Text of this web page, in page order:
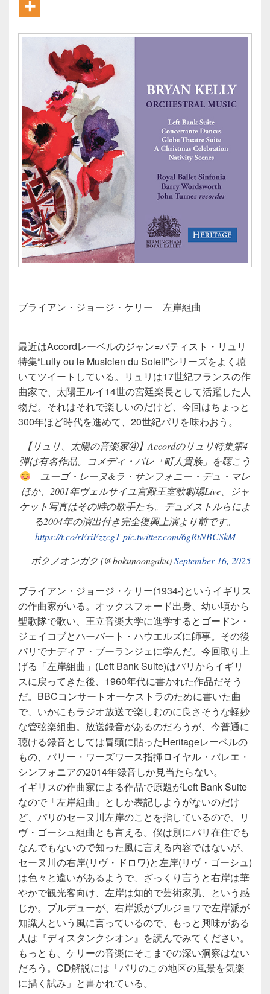
ブライアン・ジョージ・ケリー 左岸組曲
最近はAccordレーベルのジャン=バティスト・リュリ
特集“Lully ou le Musicien du Soleil”シリーズをよく聴
いてツイートしている。リュリは17世紀フランスの作
曲家で、太陽王ルイ14世の宮廷楽長として活躍した人
物だ。それはそれで楽しいのだけど、今回はちょっと
300年ほど時代を進めて、20世紀パリを味わおう。
【リュリ、太陽の音楽家④】Accordのリュリ特集第4
弾は有名作品。コメディ・バレ「町人貴族」を聴こう
ユーゴ・レーヌ&ラ・サンフォニー・デュ・マレ
ほか、2001年ヴェルサイユ宮殿王室歌劇場Live、ジャ
ケット写真はその時の歌手たち。デュメストルらによ
る2004年の演出付き完全復興上演より前です。
https://t.co/rEriFzzcgT pic.twitter.com/6gRtNBCSkM
— ボクノオンガク (@bokunoongaku)September 16, 2025
ブライアン・ジョージ・ケリー(1934-)というイギリス
の作曲家がいる。オックスフォード出身、幼い頃から
聖歌隊で歌い、王立音楽大学に進学するとゴードン・
ジェイコブとハーバート・ハウエルズに師事。その後
パリでナディア・ブーランジェに学んだ。今回取り上
げる「左岸組曲」(Left Bank Suite)はパリからイギリ
スに戻ってきた後、1960年代に書かれた作品だそう
だ。BBCコンサートオーケストラのために書いた曲
で、いかにもラジオ放送で楽しむのに良さそうな軽妙
な管弦楽組曲。放送録音があるのだろうが、今普通に
聴ける録音としては冒頭に貼ったHeritageレーベルの
もの、バリー・ワーズワース指揮ロイヤル・バレエ・
シンフォニアの2014年録音しか見当たらない。
イギリスの作曲家による作品で原題がLeft Bank Suite
なので「左岸組曲」としか表記しようがないのだけ
ど、パリのセーヌ川左岸のことを指しているので、リ
ヴ・ゴーシュ組曲とも言える。僕は別にパリ在住でも
なんでもないので知った風に言える内容ではないが、
セーヌ川の右岸(リヴ・ドロワ)と左岸(リヴ・ゴーシュ)
は色々と違いがあるようで、ざっくり言うと右岸は華
やかで観光客向け、左岸は知的で芸術家肌、という感
じか。ブルデューが、右岸派がブルジョワで左岸派が
知識人という風に言っているので、もっと興味がある
人は『ディスタンクシオン』を読んでみてください。
もっとも、ケリーの音楽にそこまでの深い洞察はない
だろう。CD解説には「パリのこの地区の風景を気楽
に描く試み」と書かれている。